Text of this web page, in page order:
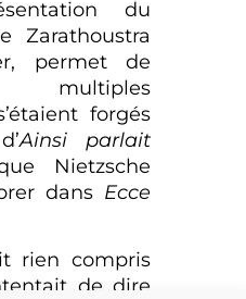
du
Zarathoustra
permet de
forgés
Ainsi parlait
Nietzsche
dans Ecce
rien compris
de dire